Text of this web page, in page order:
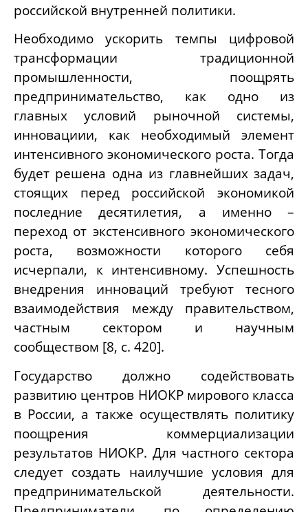
российской внутренней политики.
Необходимо ускорить темпы цифровой
трансформации традиционной
промышленности, поощрять
предпринимательство, как одно из
главных условий рыночной системы,
инновациии, как необходимый элемент
интенсивного экономического роста. Тогда
будет решена одна из главнейших задач,
стоящих перед российской экономикой
последние десятилетия, а именно –
переход от экстенсивного экономического
роста, возможности которого себя
исчерпали, к интенсивному. Успешность
внедрения инноваций требуют тесного
взаимодействия между правительством,
частным сектором и научным
сообществом [8, c. 420].
Государство должно содействовать
развитию центров НИОКР мирового класса
в России, а также осуществлять политику
поощрения коммерциализации
результатов НИОКР. Для частного сектора
следует создать наилучшие условия для
предпринимательской деятельности.